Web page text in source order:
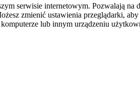
serwisie internetowym. Pozwalają
zmienić ustawienia przeglądarki,
lub innym urządzeniu